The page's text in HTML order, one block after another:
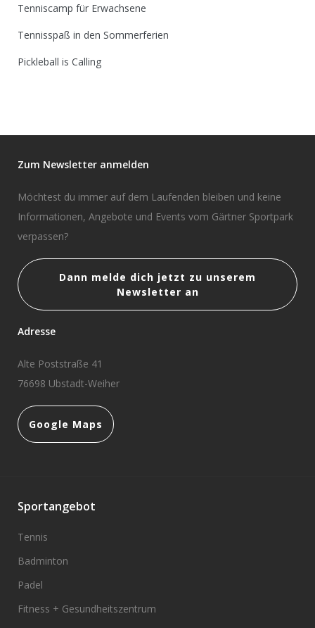
Tenniscamp für Erwachsene
Tennisspaß in den Sommerferien
Pickleball is Calling
Zum Newsletter anmelden
Möchtest du immer auf dem Laufenden bleiben und keine
Informationen, Angebote und Events vom Gärtner Sportpark
verpassen?
Dann melde dich jetzt zu unserem
Newsletter an
Adresse
Alte Poststraße 41
76698 Ubstadt-Weiher
Google Maps
Sportangebot
Tennis
Badminton
Padel
Fitness + Gesundheitszentrum